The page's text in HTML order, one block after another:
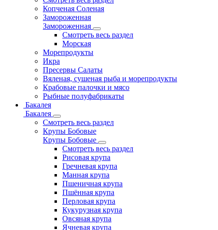
Копченая Соленая
Замороженная
Замороженная
Смотреть весь раздел
Морская
Морепродукты
Икра
Пресервы Салаты
Вяленая, сушеная рыба и морепродукты
Крабовые палочки и мясо
Рыбные полуфабрикаты
Бакалея
Бакалея
Смотреть весь раздел
Крупы Бобовые
Крупы Бобовые
Смотреть весь раздел
Рисовая крупа
Гречневая крупа
Манная крупа
Пшеничная крупа
Пшённая крупа
Перловая крупа
Кукурузная крупа
Овсяная крупа
Ячневая крупа